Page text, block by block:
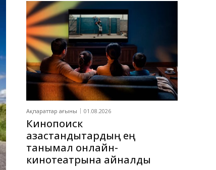
Ақпараттар ағыны 01.08.2026
Кинопоиск
қазақстандықтардың ең
танымал онлайн-
кинотеатрына айналды